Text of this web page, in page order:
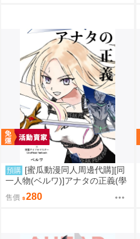
預購 [蜜瓜動漫同人周邊代購][同
一人物(ベルワ)]アナタの正義(學
園偶像大師)(同人誌)
售價 280